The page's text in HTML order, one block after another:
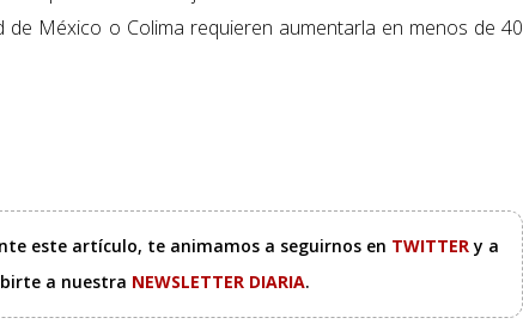
de México o Colima requieren aumentarla en menos de 40
este artículo, te animamos a seguirnos en TWITTERy a
a nuestra NEWSLETTER DIARIA.